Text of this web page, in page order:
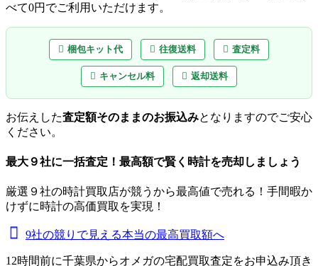
べて0円でご利用いただけます。
梱包キット代 往復送料 査定料
キャンセル料 返却送料
お伝えした査定額そのままのお振込みとなりますのでご安心
ください。
最大９社に一括査定！ 最高額で賢く時計を売却しましょう
厳選９社の時計買取店が競うから最高値で売れる！手間暇か
けずに時計の高価買取を実現！
9社の競りで見える本当の最高買取額へ
12時間前に千葉県からオメガの宅配買取査定をお申込み頂き